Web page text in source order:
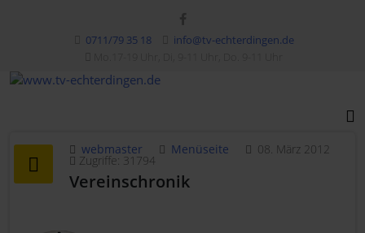
0711/79 35 18
info@tv-echterdingen.de
webmaster Menüseite 08. März 2012
Zugriffe: 31794
Vereinschronik